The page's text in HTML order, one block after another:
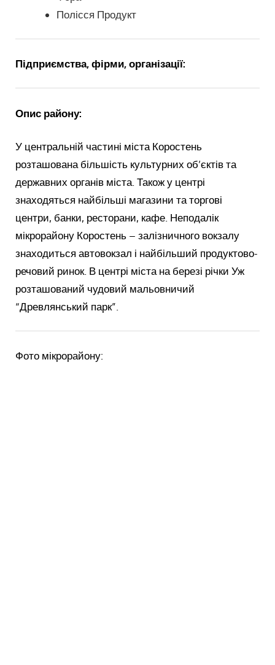
Полісся Продукт
Підприємства, фірми, організації:
Опис району:
У центральній частині міста Коростень
розташована більшість культурних об’єктів та
державних органів міста. Також у центрі
знаходяться найбільші магазини та торгові
центри, банки, ресторани, кафе. Неподалік
мікрорайону Коростень – залізничного вокзалу
знаходиться автовокзал і найбільший продуктово-
речовий ринок. В центрі міста на березі річки Уж
розташований чудовий мальовничий
“Древлянський парк”.
Фото мікрорайону: